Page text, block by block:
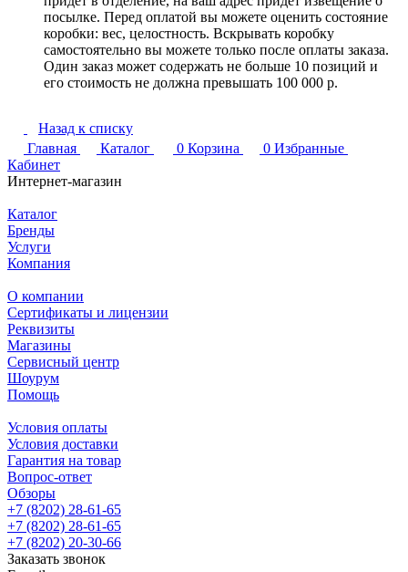
посылке. Перед оплатой вы можете оценить состояние
коробки: вес, целостность. Вскрывать коробку
самостоятельно вы можете только после оплаты заказа.
Один заказ может содержать не больше 10 позиций и
его стоимость не должна превышать 100 000 р.
Назад к списку
Главная
Каталог 0 Корзина 0 Избранные
Кабинет
Интернет-магазин
Каталог
Бренды
Услуги
Компания
О компании
Сертификаты и лицензии
Реквизиты
Магазины
Сервисный центр
Шоурум
Помощь
Условия оплаты
Условия доставки
Гарантия на товар
Вопрос-ответ
Обзоры
+7 (8202) 28‑61-65
+7 (8202) 28‑61-65
+7 (8202) 20‑30-66
Заказать звонок